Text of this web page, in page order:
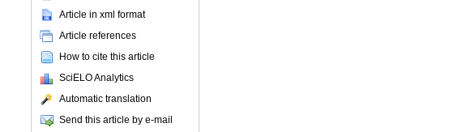
Article in xml format
Article references
How to cite this article
SciELO Analytics
Automatic translation
Send this article by e-mail